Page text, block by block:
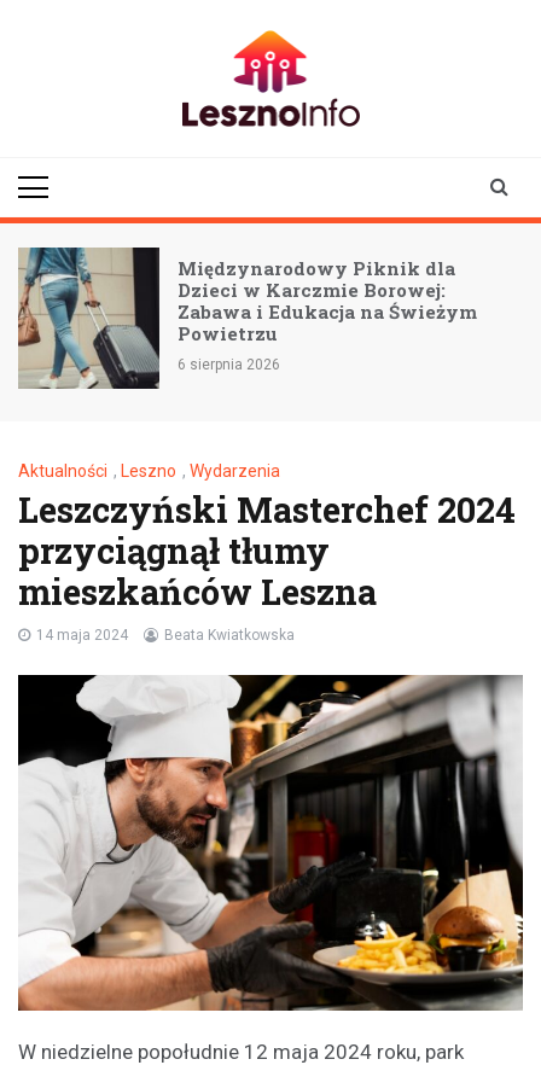
Międzynarodowy Piknik dla
Dzieci w Karczmie Borowej:
Zabawa i Edukacja na Świeżym
Powietrzu
6 sierpnia 2026
Aktualności , Leszno , Wydarzenia
Leszczyński Masterchef 2024
przyciągnął tłumy
mieszkańców Leszna
14 maja 2024 Beata Kwiatkowska
W niedzielne popołudnie 12 maja 2024 roku, park